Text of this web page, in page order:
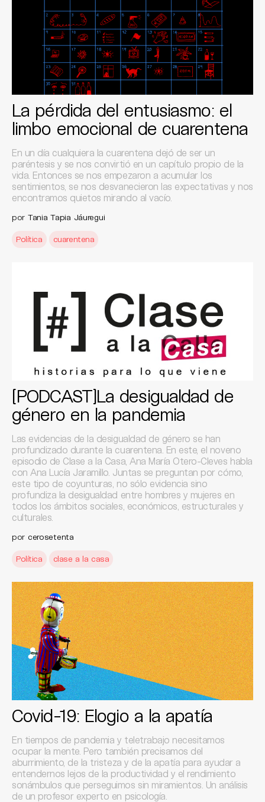
La pérdida del entusiasmo: el
limbo emocional de cuarentena
En un día cualquiera la cuarentena dejó de ser un
paréntesis y se nos convirtió en un capítulo propio de la
vida. Entonces se nos empezaron a acumular los
sentimientos, se nos desvanecieron las expectativas y nos
encontramos quietos mirando al vacío.
por Tania Tapia Jáuregui
Política cuarentena
[PODCAST]La desigualdad de
género en la pandemia
Las evidencias de la desigualdad de género se han
profundizado durante la cuarentena. En este, el noveno
episodio de Clase a la Casa, Ana María Otero-Cleves habla
con Ana Lucía Jaramillo. Juntas se preguntan por cómo,
este tipo de coyunturas, no sólo evidencia sino
profundiza la desigualdad entre hombres y mujeres en
todos los ámbitos sociales, económicos, estructurales y
culturales.
por cerosetenta
Política clase a la casa
Covid-19: Elogio a la apatía
En tiempos de pandemia y teletrabajo necesitamos
ocupar la mente. Pero también precisamos del
aburrimiento, de la tristeza y de la apatía para ayudar a
entendernos lejos de la productividad y el rendimiento
sonámbulos que perseguimos sin miramientos. Un análisis
de un profesor experto en psicología.